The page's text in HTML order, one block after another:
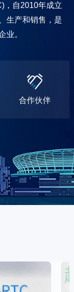
，自2010年成立
生产和销售，是
业。
合作伙伴